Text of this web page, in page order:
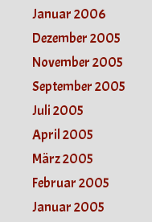
Januar 2006
Dezember 2005
November 2005
September 2005
Juli 2005
April 2005
März 2005
Februar 2005
Januar 2005